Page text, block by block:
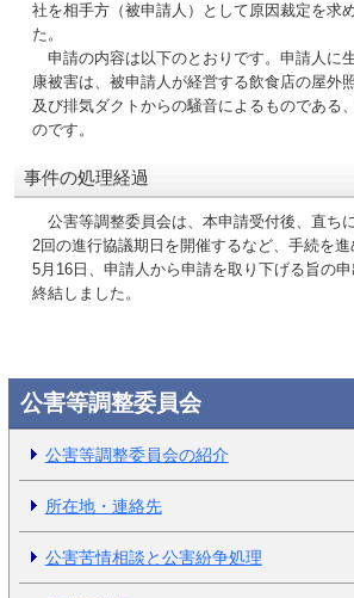
社を相手方（被申請人）として原因裁定を求
た。
申請の内容は以下のとおりです。申請人に
康被害は、被申請人が経営する飲食店の屋外
及び排気ダクトからの騒音によるものである
のです。
事件の処理経過
公害等調整委員会は、本申請受付後、直ち
2回の進行協議期日を開催するなど、手続を
5月16日、申請人から申請を取り下げる旨の
終結しました。
公害等調整委員会
公害等調整委員会の紹介
所在地・連絡先
公害苦情相談と公害紛争処理